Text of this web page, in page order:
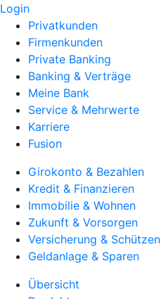
Login
Privatkunden
Firmenkunden
Private Banking
Banking & Verträge
Meine Bank
Service & Mehrwerte
Karriere
Fusion
Girokonto & Bezahlen
Kredit & Finanzieren
Immobilie & Wohnen
Zukunft & Vorsorgen
Versicherung & Schützen
Geldanlage & Sparen
Übersicht